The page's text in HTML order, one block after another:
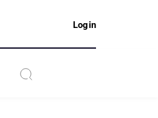
Login